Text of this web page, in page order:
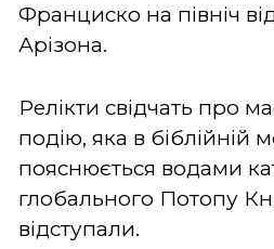
Франциско на північ
Арізона.
Релікти свідчать про
подію, яка в біблійній
пояснюється водами
глобального Потопу
відступали.